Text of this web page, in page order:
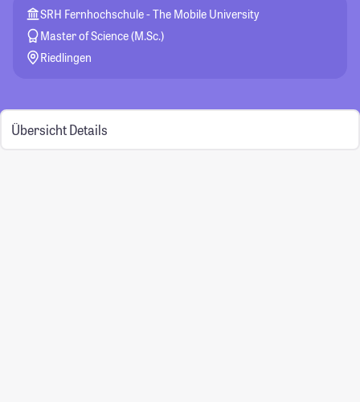
SRH Fernhochschule - The Mobile University
Master of Science (M.Sc.)
Riedlingen
Übersicht Details